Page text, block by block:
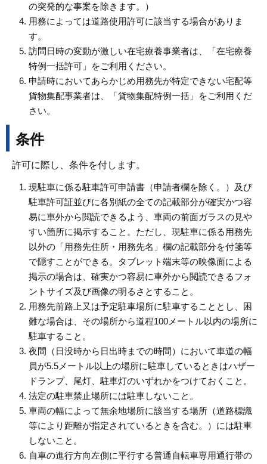
の突発的な事案を除きます。）
用務によっては道路使用許可に該当する場合がありま
す。
訪問日時の変動が激しい在宅療養事業者は、「在宅療養
特例一括許可」をご利用ください。
申請時においてあらかじめ用務先が特定できない宅配等
貨物集配事業者は、「貨物集配特例一括」をご利用くだ
さい。
条件
許可に際し、条件を付します。
現駐車に係る駐車許可申請書（申請者欄を除く。）及び
駐車許可証並びに各別紙の全ての記載部分が確実かつ容
易に車外から閲読できるよう、車両の前面ガラスの見や
すい箇所に掲示すること。ただし、現駐車に係る用務先
以外の「用務先住所・用務先名」欄の記載部分を付箋等
で隠すことができる。タブレット端末等の映像面による
掲示の場合は、確実かつ容易に車外から閲読できるフォ
ントサイズ及び画像の明るさとすること。
用務先前路上又は予定駐車場所に駐車することとし、困
難な場合は、その場所から道程100メートル以内の場所に
駐車すること。
夜間（日没時から日出時までの時間）において車道の幅
員が5.5メートル以上の場所に駐車しているときはハザー
ドランプ、尾灯、駐車灯のいずれかをつけておくこと。
法定の駐車禁止場所には駐車しないこと。
車両の幅によって無余地場所に該当する場所（道路標識
等により距離が指定されているときを含む。）には駐車
しないこと。
自車の進行方向左側に平行する普通自転車専用通行帯の